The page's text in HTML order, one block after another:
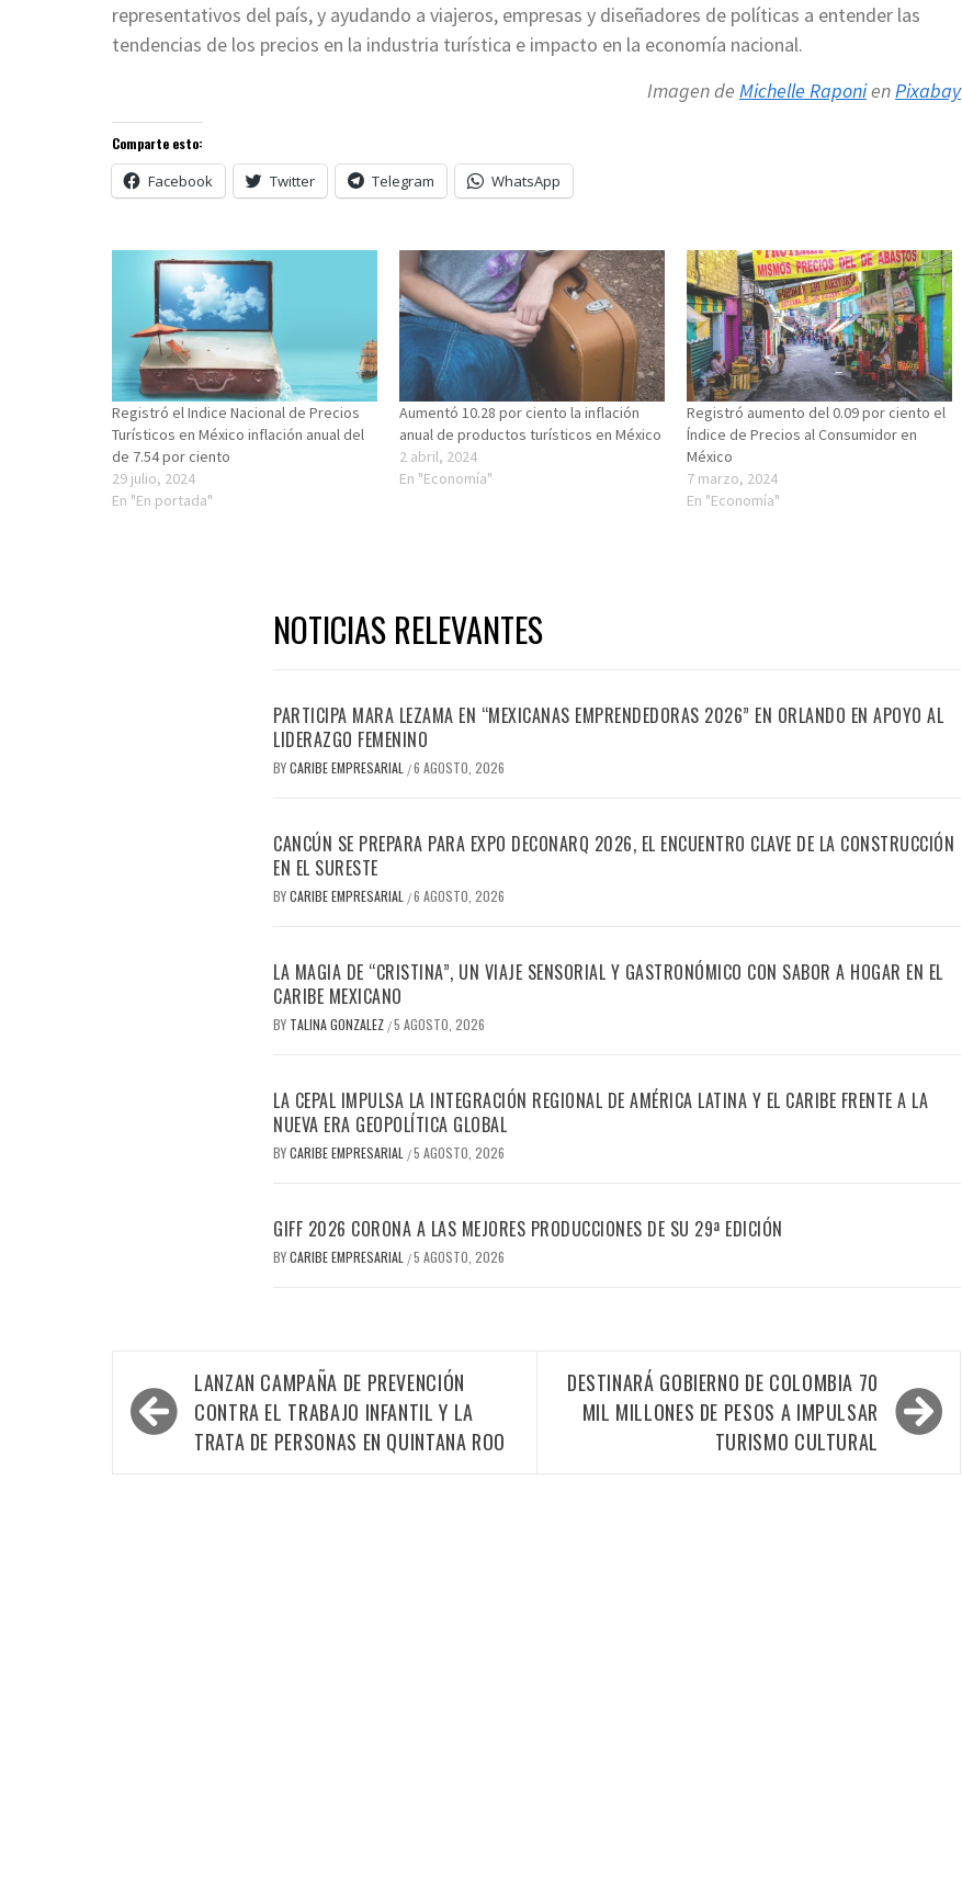
representativos del país, y ayudando a viajeros, empresas y diseñadores de políticas a entender las
tendencias de los precios en la industria turística e impacto en la economía nacional.
Imagen de Michelle RaponienPixabay
Comparte esto:
Facebook Twitter Telegram WhatsApp
Registró el Indice Nacional de Precios
Turísticos en México inflación anual del
de 7.54 por ciento
29 julio, 2024
En "En portada"
Aumentó 10.28 por ciento la inflación
anual de productos turísticos en México
2 abril, 2024
En "Economía"
Registró aumento del 0.09 por ciento el
Índice de Precios al Consumidor en
México
7 marzo, 2024
En "Economía"
NOTICIAS RELEVANTES
PARTICIPA MARA LEZAMA EN “MEXICANAS EMPRENDEDORAS 2026” EN ORLANDO EN APOYO AL
LIDERAZGO FEMENINO
BYCARIBE EMPRESARIAL /6 AGOSTO, 2026
CANCÚN SE PREPARA PARA EXPO DECONARQ 2026, EL ENCUENTRO CLAVE DE LA CONSTRUCCIÓN
EN EL SURESTE
BYCARIBE EMPRESARIAL /6 AGOSTO, 2026
LA MAGIA DE “CRISTINA”, UN VIAJE SENSORIAL Y GASTRONÓMICO CON SABOR A HOGAR EN EL
CARIBE MEXICANO
BY TALINA GONZALEZ /5 AGOSTO, 2026
LA CEPAL IMPULSA LA INTEGRACIÓN REGIONAL DE AMÉRICA LATINA Y EL CARIBE FRENTE A LA
NUEVA ERA GEOPOLÍTICA GLOBAL
BYCARIBE EMPRESARIAL /5 AGOSTO, 2026
GIFF 2026 CORONA A LAS MEJORES PRODUCCIONES DE SU 29ª EDICIÓN
BYCARIBE EMPRESARIAL /5 AGOSTO, 2026
Navegación
de
entradas
LANZAN CAMPAÑA DE PREVENCIÓN
CONTRA EL TRABAJO INFANTIL Y LA
TRATA DE PERSONAS EN QUINTANA ROO
DESTINARÁ GOBIERNO DE COLOMBIA 70
MIL MILLONES DE PESOS A IMPULSAR
TURISMO CULTURAL